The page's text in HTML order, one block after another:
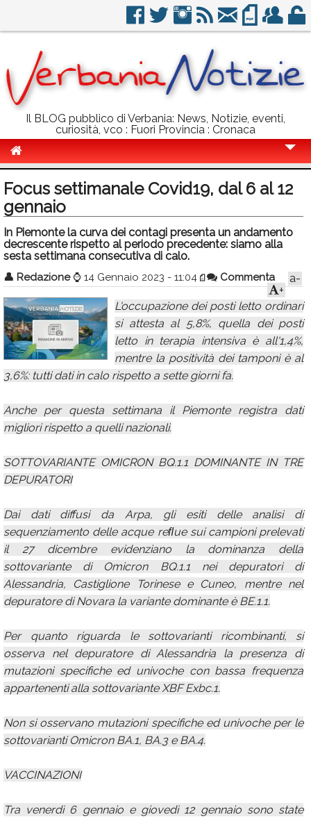
Il BLOG pubblico di Verbania: News, Notizie, eventi,
curiosità, vco : Fuori Provincia : Cronaca
Politica
Sport
Eventi
Info Utili
Rubriche
Calendario
Annunci
Focus settimanale Covid19, dal 6 al 12
gennaio
In Piemonte la curva dei contagi presenta un andamento
decrescente rispetto al periodo precedente: siamo alla
sesta settimana consecutiva di calo.
👤 Redazione ⌚ 14 Gennaio 2023 - 11:04 Commenta
a-
+
L'occupazione dei posti letto ordinari
si attesta al 5,8%, quella dei posti
letto in terapia intensiva è all'1,4%,
mentre la positività dei tamponi è al
3,6%: tutti dati in calo rispetto a sette giorni fa.
Anche per questa settimana il Piemonte registra dati
migliori rispetto a quelli nazionali.
SOTTOVARIANTE OMICRON BQ.1.1 DOMINANTE IN TRE
DEPURATORI
Dai dati diffusi da Arpa, gli esiti delle analisi di
sequenziamento delle acque reﬂue sui campioni prelevati
il 27 dicembre evidenziano la dominanza della
sottovariante di Omicron BQ.1.1 nei depuratori di
Alessandria, Castiglione Torinese e Cuneo, mentre nel
depuratore di Novara la variante dominante è BE.1.1.
Per quanto riguarda le sottovarianti ricombinanti, si
osserva nel depuratore di Alessandria la presenza di
mutazioni specifiche ed univoche con bassa frequenza
appartenenti alla sottovariante XBF Exbc.1.
Non si osservano mutazioni specifiche ed univoche per le
sottovarianti Omicron BA.1, BA.3 e BA.4.
VACCINAZIONI
Tra venerdì 6 gennaio e giovedì 12 gennaio sono state